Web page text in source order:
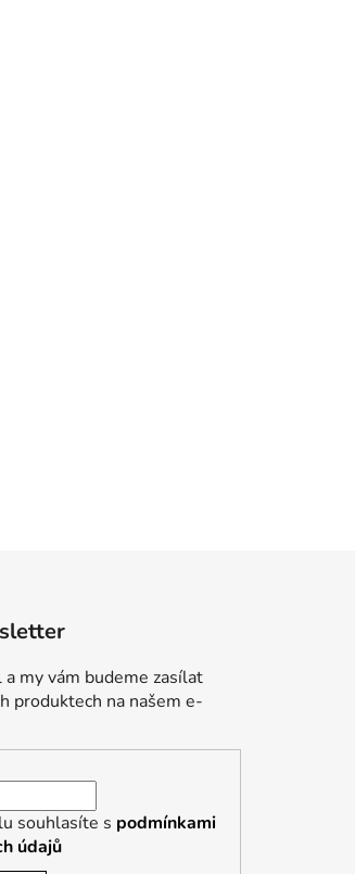
my vám budeme zasílat
produktech na našem e-
souhlasíte s podmínkami
údajů